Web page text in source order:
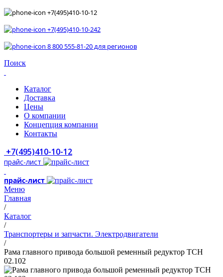
+7(495)410-10-12
+7(495)410-10-242
8 800 555-81-20 для регионов
Поиск
Каталог
Доставка
Цены
О компании
Концепция компании
Контакты
+7(495)410-10-12
прайс-лист
прайс-лист
Меню
Главная
/
Каталог
/
Транспортеры и запчасти. Электродвигатели
/
Рама главного привода большой ременный редуктор ТСН
02.102